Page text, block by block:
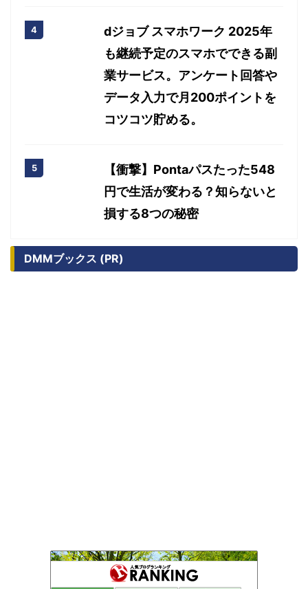
dジョブ スマホワーク 2025年
も継続予定のスマホでできる副
業サービス。アンケート回答や
データ入力で月200ポイントを
コツコツ貯める。
【衝撃】Pontaパスたった548
円で生活が変わる？知らないと
損する8つの秘密
DMMブックス (PR)